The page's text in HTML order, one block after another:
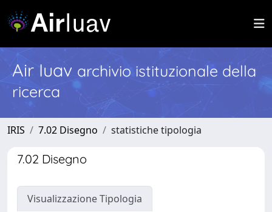
Air Iuav archivio istituzionale della
ricerca
IRIS 7.02 Disegno statistiche tipologia
7.02 Disegno
Visualizzazione Tipologia